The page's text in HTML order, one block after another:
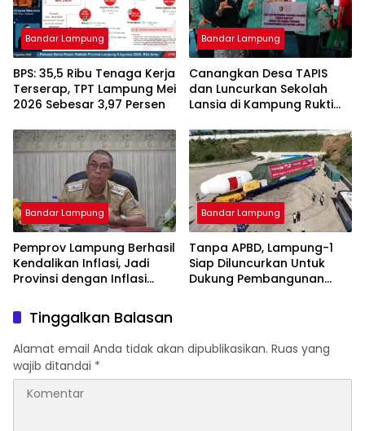
Bandar Lampung
BPS: 35,5 Ribu Tenaga Kerja
Terserap, TPT Lampung Mei
2026 Sebesar 3,97 Persen
Bandar Lampung
Canangkan Desa TAPIS
dan Luncurkan Sekolah
Lansia di Kampung Rukti
Lampung Dorong
Pembangunan SDM Dimulai
dari Desa
Bandar Lampung
Pemprov Lampung Berhasil
Kendalikan Inflasi, Jadi
Provinsi dengan Inflasi
Bandar Lampung
Tanpa APBD, Lampung-1
Siap Diluncurkan Untuk
Dukung Pembangunan
Tinggalkan Balasan
Alamat email Anda tidak akan dipublikasikan. Ruas yang
wajib ditandai *